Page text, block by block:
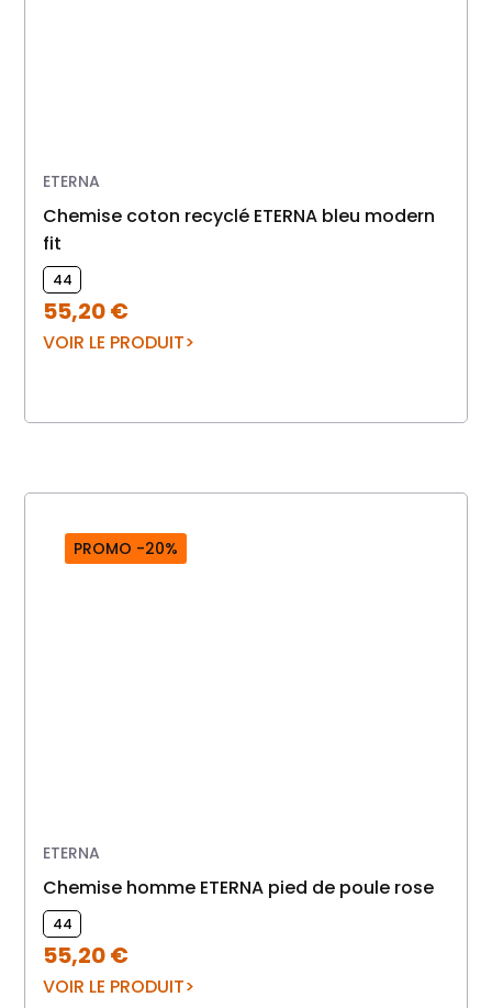
ETERNA
Chemise coton recyclé ETERNA bleu modern
fit
44
55,20€
VOIR LE PRODUIT
PROMO -20%
ETERNA
Chemise homme ETERNA pied de poule rose
44
55,20€
VOIR LE PRODUIT